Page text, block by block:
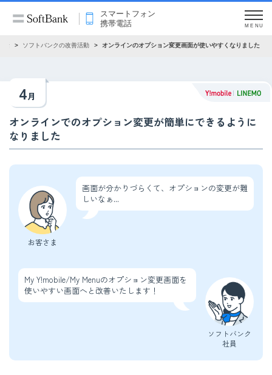
スマートフォン
携帯電話
MENU
話 ソフトバンクの改善活動 オンラインのオプション変更画面が使いやすくなりました
4月
オンラインでのオプション変更が簡単にできるように
なりました
お客さま
画面が分かりづらくて、オプションの変更が難
しいなぁ...
My Y!mobile/My Menuのオプション変更画面を
使いやすい画面へと改善いたします！
ソフトバンク
社員